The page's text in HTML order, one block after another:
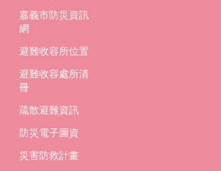
嘉義市防災資訊
網
避難收容所位置
避難收容處所清
冊
疏散避難資訊
防災電子圖資
災害防救計畫